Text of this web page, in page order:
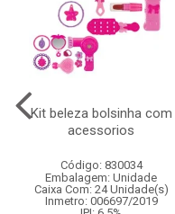
Kit beleza bolsinha com
acessorios
Código: 830034
Embalagem: Unidade
Caixa Com: 24 Unidade(s)
Inmetro: 006697/2019